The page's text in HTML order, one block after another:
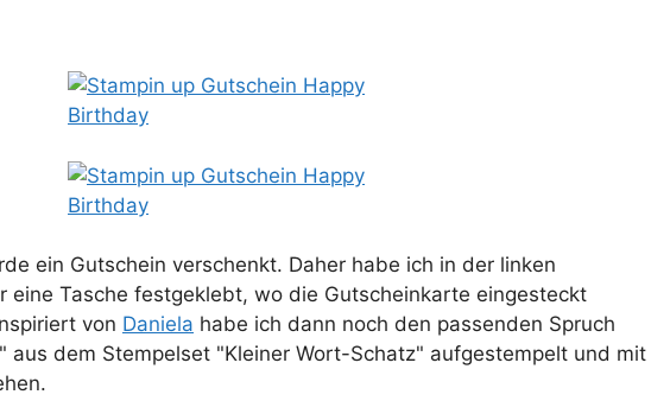
ein Gutschein verschenkt. Daher habe ich in der linken
eine Tasche festgeklebt, wo die Gutscheinkarte eingesteckt
von Daniela habe ich dann noch den passenden Spruch
aus dem Stempelset "Kleiner Wort-Schatz" aufgestempelt und mit